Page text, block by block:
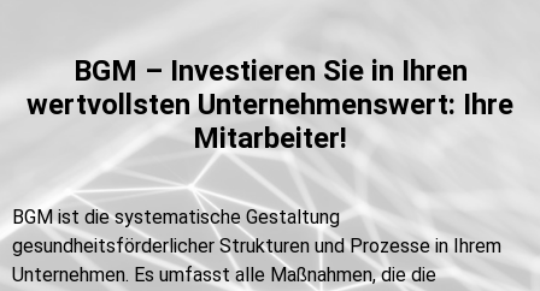
BGM – Investieren Sie in Ihren
wertvollsten Unternehmenswert: Ihre
Mitarbeiter!
BGM ist die systematische Gestaltung
gesundheitsförderlicher Strukturen und Prozesse in Ihrem
Unternehmen. Es umfasst alle Maßnahmen, die die